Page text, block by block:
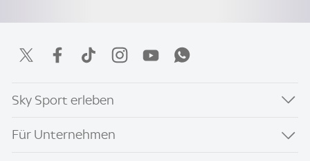
Sky Sport erleben
Für Unternehmen